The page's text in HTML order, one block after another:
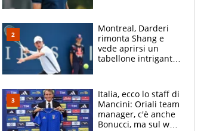
Monopoly
Montreal, Darderi
rimonta Shang e
vede aprirsi un
tabellone intrigante:
felice del mio livello"
Italia, ecco lo staff di
Mancini: Oriali team
manager, c'è anche
Bonucci, ma sul web